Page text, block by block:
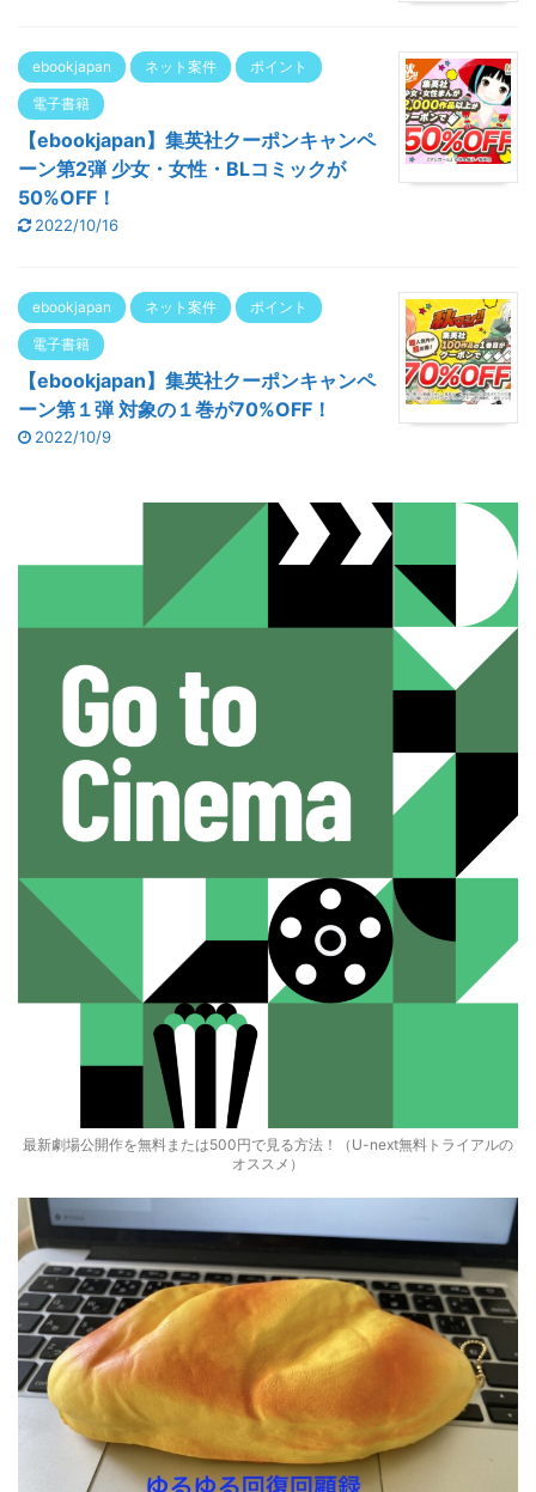
ebookjapan ネット案件 ポイント
電子書籍
【ebookjapan】集英社クーポンキャンペ
ーン第2弾 少女・女性・BLコミックが
50%OFF！
2022/10/16
ebookjapan ネット案件 ポイント
電子書籍
【ebookjapan】集英社クーポンキャンペ
ーン第１弾 対象の１巻が70%OFF！
2022/10/9
最新劇場公開作を無料または500円で見る方法！（U-next無料トライアルの
オススメ）